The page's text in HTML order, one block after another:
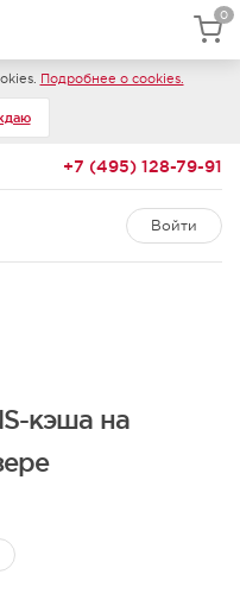
Подробнее о cookies.
+7 (495) 128-79-91
Войти
кэша на
0